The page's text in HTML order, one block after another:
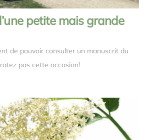
petite mais grande
de pouvoir consulter un manuscrit du
pas cette occasion!